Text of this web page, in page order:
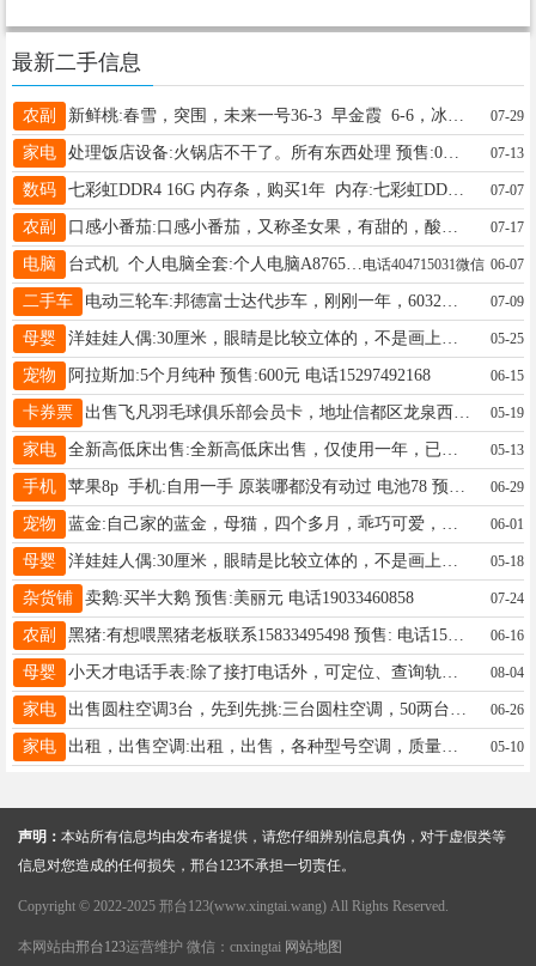
最新二手信息
农副 07-29
家电 处理饭店设备:火锅店不干了。所有东西处理 预售:0元 电话13931964987 07-13
数码 七彩虹DDR4 16G 内存条，购买1年 内存:七彩虹DDR4 16G 内存条，购买1年，无包装，正常使用。需要的来 预售:350元 电话15531979329 07-07
农副 07-17
电脑 台式机 个人电脑全套:个人电脑A87650K处理器8g内存500g硬盘1g独显20寸显示器鼠标键盘全套 襄都区自取、 2026年5月30日、 预售:460元 电话404715031微信 06-07
二手车 07-09
母婴 05-25
宠物 阿拉斯加:5个月纯种 预售:600元 电话15297492168 06-15
卡券票 05-19
家电 05-13
手机 06-29
宠物 06-01
母婴 05-18
杂货铺 卖鹅:买半大鹅 预售:美丽元 电话19033460858 07-24
农副 黑猪:有想喂黑猪老板联系15833495498 预售: 电话15833495498 06-16
母婴 08-04
家电 06-26
家电 出租，出售空调:出租，出售，各种型号空调，质量保证，价格便宜，有需要的电话联系 预售:666元 电话13172681578 05-10
声明： 本站所有信息均由发布者提供，请您仔细辨别信息真伪，对于虚假类等
信息对您造成的任何损失，邢台123不承担一切责任。
Copyright © 2022-2025 邢台123(www.xingtai.wang) All Rights Reserved.
本网站由邢台123运营维护 微信：cnxingtai 网站地图